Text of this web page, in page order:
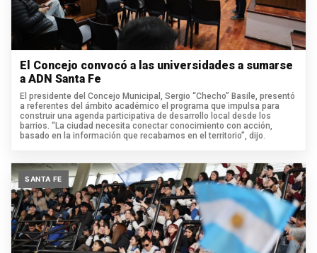
El Concejo convocó a las universidades a sumarse
a ADN Santa Fe
El presidente del Concejo Municipal, Sergio “Checho” Basile, presentó
a referentes del ámbito académico el programa que impulsa para
construir una agenda participativa de desarrollo local desde los
barrios. “La ciudad necesita conectar conocimiento con acción,
basado en la información que recabamos en el territorio”, dijo.
SANTA FE